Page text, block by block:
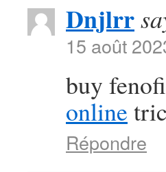
Dnjlrr
15 août
buy
online
Répondre